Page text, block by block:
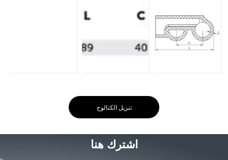
تنزيل الكتالوج
اشترك هنا